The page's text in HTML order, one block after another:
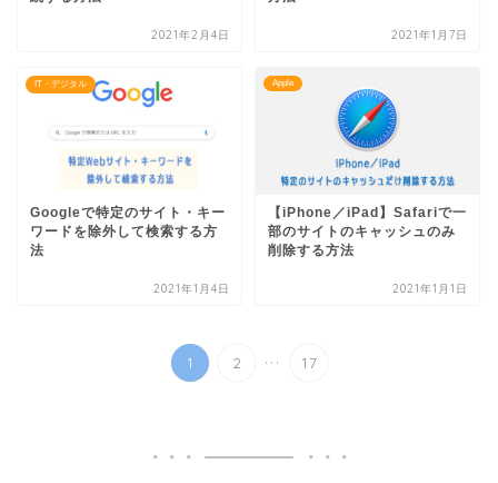
2021年2月4日 2021年1月7日
IT・デジタル
Googleで特定のサイト・キー
ワードを除外して検索する方
法
2021年1月4日
Apple
【iPhone／iPad】Safariで一
部のサイトのキャッシュのみ
削除する方法
2021年1月1日
1 2 ... 17